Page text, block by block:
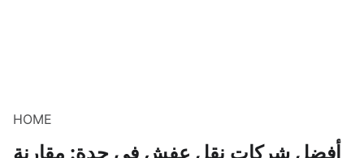
HOME
أفضل شركات نقل عفش في جدة: مقارنة